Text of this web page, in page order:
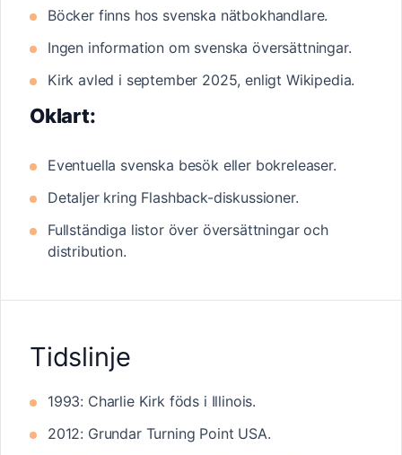
Böcker finns hos svenska nätbokhandlare.
Ingen information om svenska översättningar.
Kirk avled i september 2025, enligt Wikipedia.
Oklart:
Eventuella svenska besök eller bokreleaser.
Detaljer kring Flashback-diskussioner.
Fullständiga listor över översättningar och
distribution.
Tidslinje
1993: Charlie Kirk föds i Illinois.
2012: Grundar Turning Point USA.